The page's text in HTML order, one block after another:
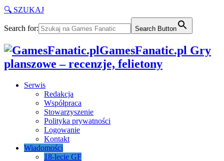
🔍 SZUKAJ
Search for: Search Button
GamesFanatic.pl Gry
planszowe – recenzje, felietony
Serwis
Redakcja
Współpraca
Stowarzyszenie
Polityka prywatności
Logowanie
Kontakt
Wiadomości
18-lecie GF